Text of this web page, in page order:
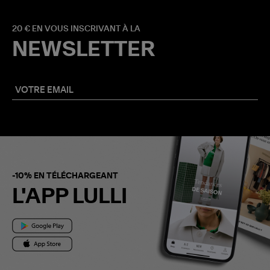
20 € EN VOUS INSCRIVANT À LA
NEWSLETTER
-10% EN TÉLÉCHARGEANT
L'APP LULLI